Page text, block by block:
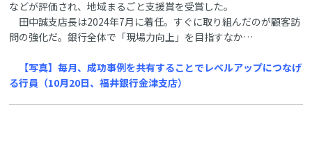
などが評価され、地域まるごと支援賞を受賞した。
田中誠支店長は2024年7月に着任。すぐに取り組んだのが顧客訪
問の強化だ。銀行全体で「現場力向上」を目指すなか…
【写真】毎月、成功事例を共有することでレベルアップにつなげ
る行員（10月20日、福井銀行金津支店）